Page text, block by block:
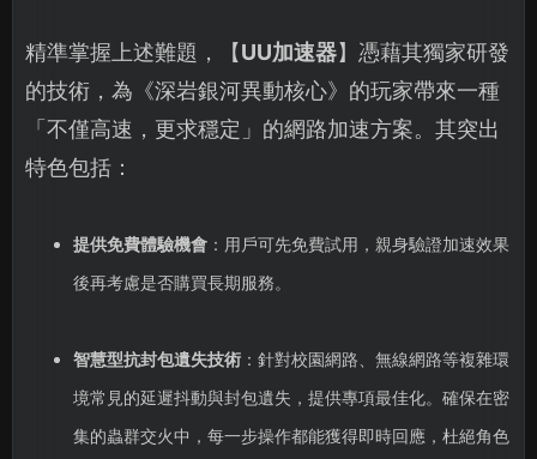
精準掌握上述難題，【UU加速器】憑藉其獨家研發
的技術，為《深岩銀河異動核心》的玩家帶來一種
「不僅高速，更求穩定」的網路加速方案。其突出
特色包括：
提供免費體驗機會：用戶可先免費試用，親身驗證加速效果
後再考慮是否購買長期服務。
智慧型抗封包遺失技術：針對校園網路、無線網路等複雜環
境常見的延遲抖動與封包遺失，提供專項最佳化。確保在密
集的蟲群交火中，每一步操作都能獲得即時回應，杜絕角色